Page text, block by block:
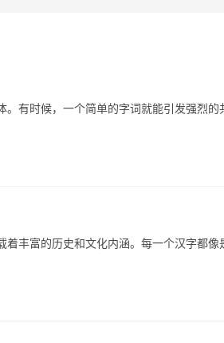
有时候，一个简单的字词就能引发强烈的
富的历史和文化内涵。每一个汉字都像